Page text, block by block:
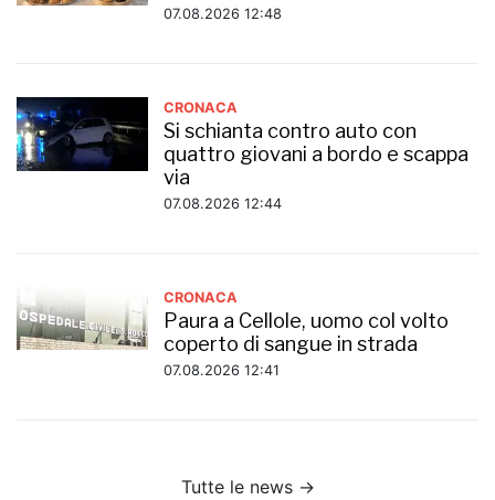
07.08.2026 12:48
CRONACA
Si schianta contro auto con
quattro giovani a bordo e scappa
via
07.08.2026 12:44
CRONACA
Paura a Cellole, uomo col volto
coperto di sangue in strada
07.08.2026 12:41
Tutte le news →